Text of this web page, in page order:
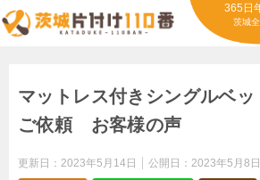
365日
茨城
マットレス付きシングルベ
ご依頼 お客様の声
更新日： 2023年5月14日 公開日： 2023年5月8日